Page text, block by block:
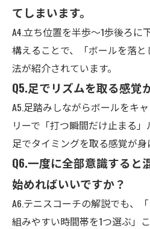
てしまいます。
A4.立ち位置を半歩〜1歩後ろに
構えることで、「ボールを落
法が紹介されています。
Q5.足でリズムを取る感覚
A5.足踏みしながらボールをキ
リーで「打つ瞬間だけ止まる」
足でタイミングを取る感覚が身
Q6.一度に全部意識すると
始めればいいですか？
A6.テニスコーチの解説でも、
組みやすい時間帯を1つ選ぶ」